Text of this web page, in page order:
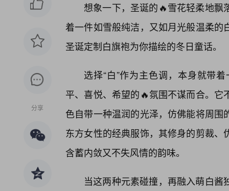
分享
想象一下，圣诞的🔥雪花轻柔地飘
着一件如雪般纯洁，又如月光般温柔
圣诞定制白旗袍为你描绘的冬日童话。
选择“白”作为主色调，本身就带
平、喜悦、希望的🔥氛围不谋而合。
色自带一种温润的光泽，仿佛能将周
东方女性的经典服饰，其修身的剪裁
含蓄内敛又不失风情的韵味。
当这两种元素碰撞，再融入萌白